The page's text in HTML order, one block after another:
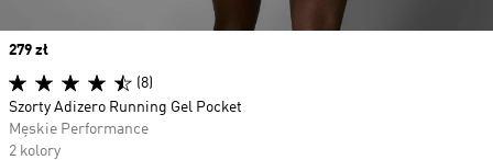
Price
279 zł
(8)
Szorty Adizero Running Gel Pocket
Męskie Performance
2 kolory